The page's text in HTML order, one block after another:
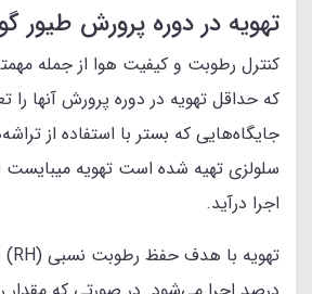
تهویه در دوره پرورش طیور
کنترل رطوبت و کیفیت هوا از جمله
که حداقل تهویه در دوره پرورش آنها را
جایگاه‌هایی که بستر با استفاده از
سلولزی تهیه شده است تهویه میبایست
اجرا درآید.